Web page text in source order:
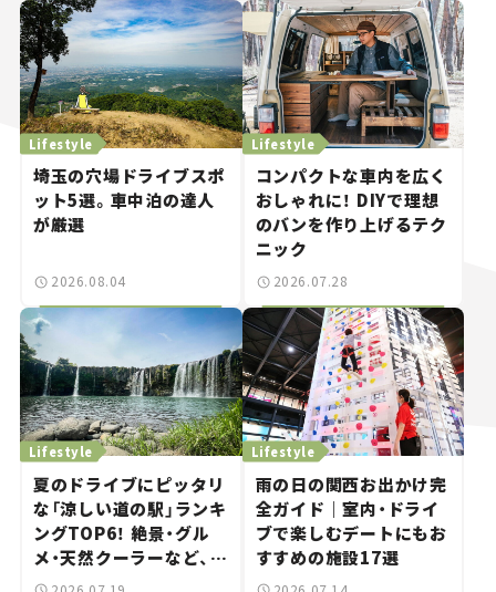
Lifestyle
埼玉の穴場ドライブスポ
ット5選。車中泊の達人
が厳選
2026.08.04
Lifestyle
コンパクトな車内を広く
おしゃれに！ DIYで理想
のバンを作り上げるテク
ニック
2026.07.28
Lifestyle
夏のドライブにピッタリ
な「涼しい道の駅」ランキ
ングTOP6！ 絶景・グル
メ・天然クーラーなど、避
暑におすすめのスポット
Lifestyle
雨の日の関西お出かけ完
全ガイド｜室内・ドライ
ブで楽しむデートにもお
すすめの施設17選